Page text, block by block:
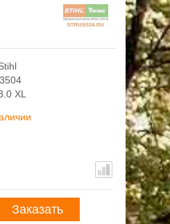
СОГЛАШЕНИЕ
XL
Заказать